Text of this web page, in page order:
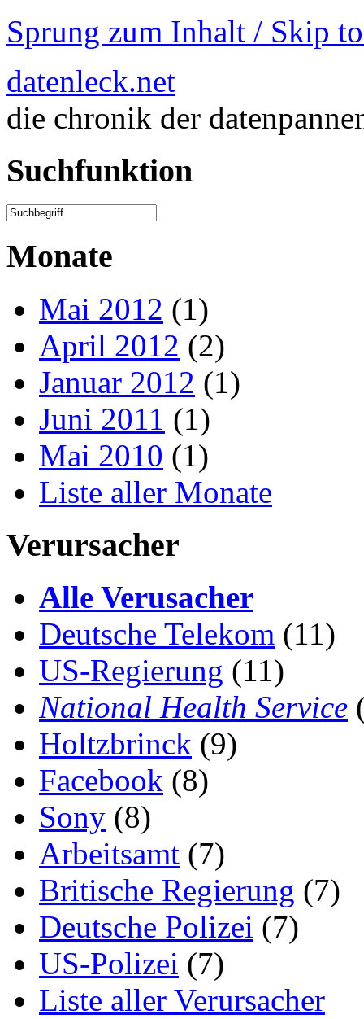
Sprung zum Inhalt / Skip
datenleck.net
die chronik der
Suchfunktion
Monate
Mai 2012 (1)
April 2012 (2)
Januar 2012 (1)
Juni 2011 (1)
Mai 2010 (1)
Liste aller Monate
Verursacher
Alle Verusacher
Deutsche Telekom (11)
US-Regierung (11)
National Health Service
Holtzbrinck (9)
Facebook (8)
Sony (8)
Arbeitsamt (7)
Britische Regierung (7)
Deutsche Polizei (7)
US-Polizei (7)
Liste aller Verursacher